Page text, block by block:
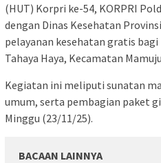
(HUT) Korpri ke-54, KORPRI
dengan Dinas Kesehatan
pelayanan kesehatan gratis
Tahaya Haya, Kecamatan
Kegiatan ini meliputi sunatan
umum, serta pembagian paket
Minggu (23/11/25).
BACAAN LAINNYA